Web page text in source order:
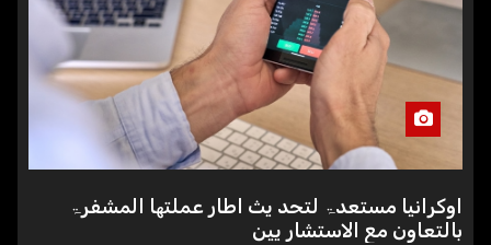
اوکرانیا مستعدۃ لتحد یث اطار عملتھا المشفرۃ
بالتعاون مع الاستشار یین